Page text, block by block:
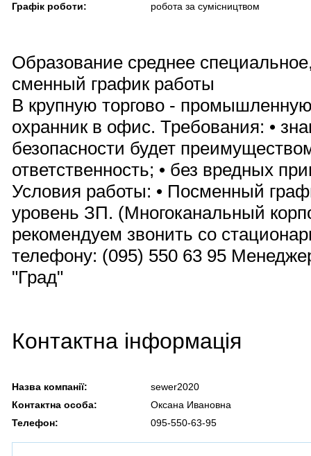
Графік роботи:
робота за сумісництвом
Образование среднее
сменный график работы
В крупную торгово -
охранник в офис. Требования: •
безопасности будет
ответственность; • без вредных
Условия работы: • Посменный
уровень ЗП. (Многоканальный
рекомендуем звонить со
телефону: (095) 550 63 95
"Град"
Контактна інформація
Назва компанії:
sewer2020
Контактна особа:
Оксана Ивановна
Телефон:
095-550-63-95